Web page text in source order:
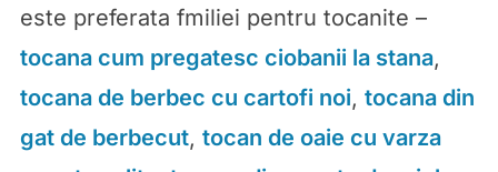
este preferata fmiliei pentru tocanite –
tocana cum pregatesc ciobanii la stana,
tocana de berbec cu cartofi noi, tocana din
gat de berbecut, tocan de oaie cu varza